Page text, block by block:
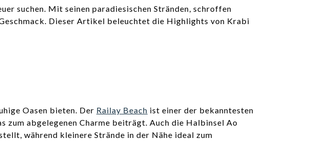
suchen. Mit seinen paradiesischen Stränden, schroffen
Dieser Artikel beleuchtet die Highlights von Krabi
Oasen bieten. Der Railay Beach ist einer der bekanntesten
zum abgelegenen Charme beiträgt. Auch die Halbinsel Ao
während kleinere Strände in der Nähe ideal zum